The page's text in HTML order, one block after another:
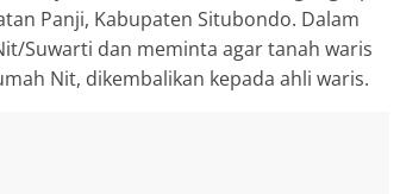
Panji, Kabupaten Situbondo. Dalam
Suwarti dan meminta agar tanah waris
Nit, dikembalikan kepada ahli waris.